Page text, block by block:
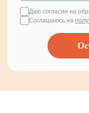
Даю согласие на
Соглашаюсь на